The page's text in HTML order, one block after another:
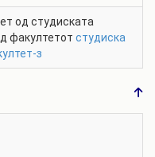
од студиската
факултетот студиска
з